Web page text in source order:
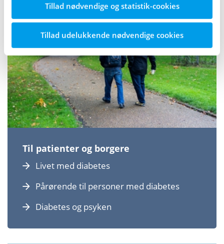
Tillad nødvendige og statistik-cookies
Tillad udelukkende nødvendige cookies
Til patienter og borgere
Livet med diabetes
Pårørende til personer med diabetes
Diabetes og psyken